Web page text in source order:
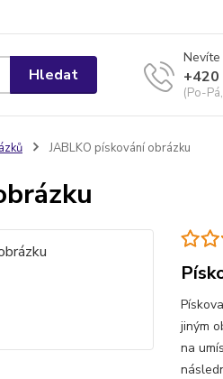
Hledat
Nevíte
(Po-
JABLKO pískování obrázku
jiným
na